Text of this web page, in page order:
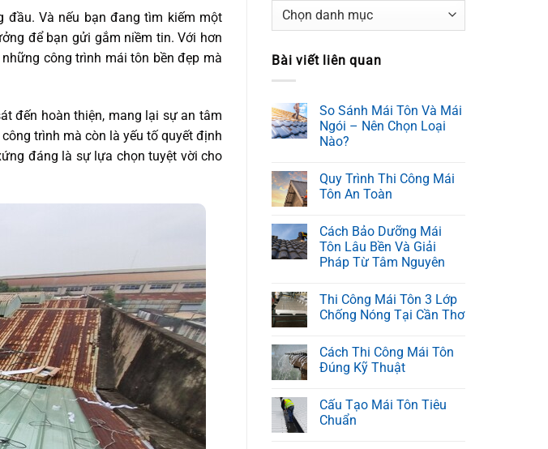
đầu. Và nếu bạn đang tìm kiếm một
để bạn gửi gắm niềm tin. Với hơn
công trình mái tôn bền đẹp mà
đến hoàn thiện, mang lại sự an tâm
trình mà còn là yếu tố quyết định
đáng là sự lựa chọn tuyệt vời cho
Danh
mục
Bài viết liên quan
So Sánh Mái Tôn Và Mái
Ngói – Nên Chọn Loại
Nào?
Quy Trình Thi Công Mái
Tôn An Toàn
Cách Bảo Dưỡng Mái
Tôn Lâu Bền Và Giải
Pháp Từ Tâm Nguyên
Thi Công Mái Tôn 3 Lớp
Chống Nóng Tại Cần Thơ
Cách Thi Công Mái Tôn
Đúng Kỹ Thuật
Cấu Tạo Mái Tôn Tiêu
Chuẩn